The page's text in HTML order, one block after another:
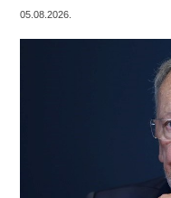
05.08.2026.